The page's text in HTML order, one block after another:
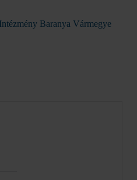
Baranya Vármegye